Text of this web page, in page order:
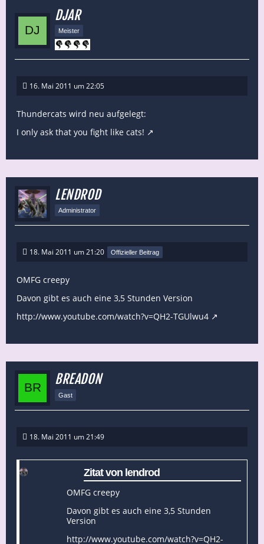
DJAR
Meister
16. Mai 2011 um 22:05
Thundercats wird neu aufgelegt:
I only ask that you fight like cats!
LENDROD
Administrator
18. Mai 2011 um 21:20 Offizieller Beitrag
OMFG creepy
Davon gibt es auch eine 3,5 Stunden Version
http://www.youtube.com/watch?v=QH2-TGUlwu4
BREADON
Gast
18. Mai 2011 um 21:49
Zitat von lendrod
OMFG creepy
Davon gibt es auch eine 3,5 Stunden
Version
http://www.youtube.com/watch?v=QH2-